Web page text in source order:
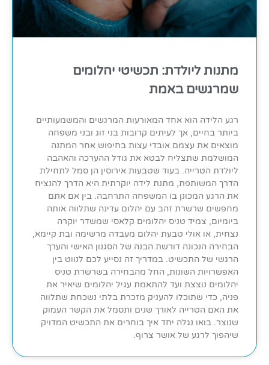
מתנות ליולדת: תכשיטי יהלומים
שמרגשים באמת
רגע הלידה הוא אחד המאורעות המרגשים והמשמעותיים
ביותר בחיים, אך לעיתים קרובות בני זוג ובני משפחה
מוצאים את עצמם אובדי עצות בחיפוש אחר המתנה
המושלמת שתצליח לבטא את גודל ההערכה והאהבה
ליולדת הטרייה. בעוד שטבעות אירוסין הן סמל לתחילת
הדרך המשותפת, מתנת לידה יוקרתית היא הדרך להנציח
את הרגע המכונן בו המשפחה התרחבה. בין אם אתם
מחפשים שרשרת זהב עם יהלום עדינה שתלווה אותה
ביומיום, צמיד טניס יהלומים קלאסי שמשדר יוקרה
נצחית, או אולי טבעת יהלום מעבדה מרשימה ובת קיימא,
הבחירה הנכונה דורשת הבנה של הסגנון האישי והערך
הרגשי של התכשיט. במדריך זה נסייע לכם לנווט בין
האפשרויות השונות, החל מהבחירה בשרשרת טניס
יהלומים נוצצת ועד להתאמת עגיל יהלומים שיאיר את
פניה, כדי שתוכלו להעניק מזכרת בלתי נשכחת שתלווה
את האם הטרייה לאורך שנים ותסמל את הקשר העמוק
שנוצר. בואו נגלה יחד איך בוחרים את התכשיט המדויק
שיהפוך לרגע של אושר צרוף.